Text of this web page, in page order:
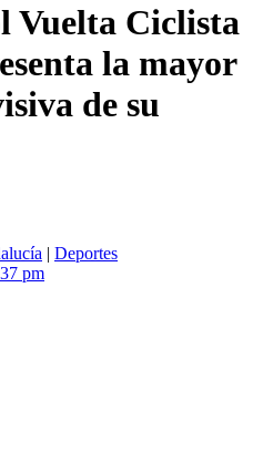
Vuelta Ciclista
la mayor
de su
| Deportes
pm